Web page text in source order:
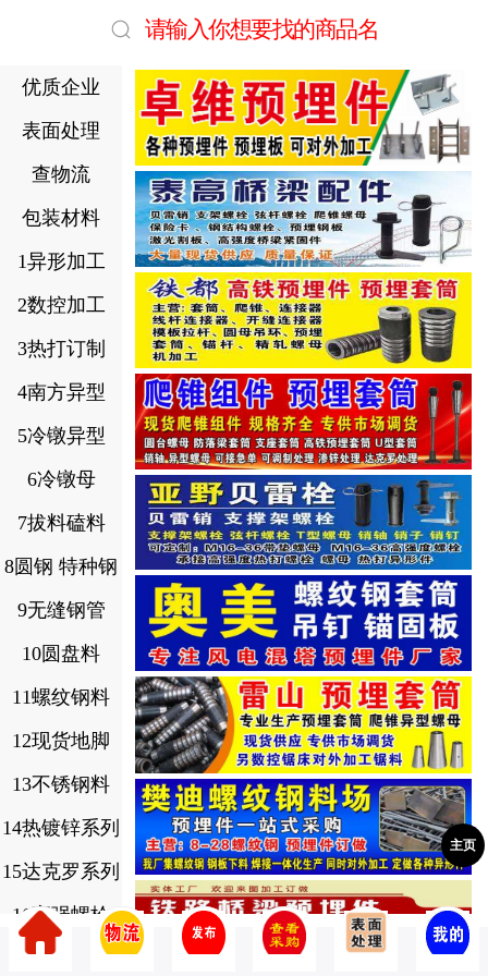
请输入你想要找的商品名
优质企业
表面处理
查物流
包装材料
1异形加工
2数控加工
3热打订制
4南方异型
5冷镦异型
6冷镦母
7拔料磕料
8圆钢 特种钢
9无缝钢管
10圆盘料
11螺纹钢料
12现货地脚
13不锈钢料
14热镀锌系列
15达克罗系列
16高强螺栓
17.8.8级螺栓
主页